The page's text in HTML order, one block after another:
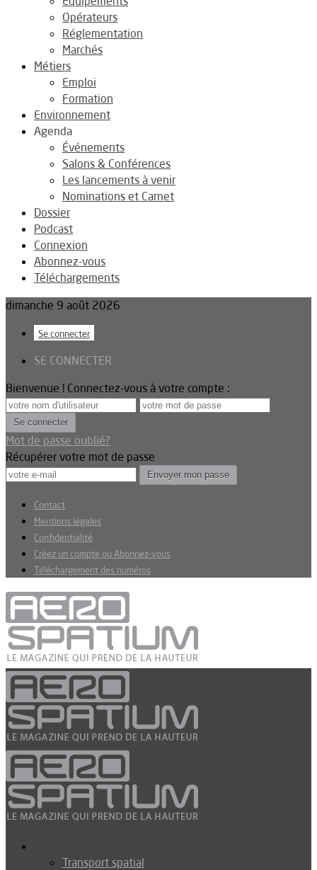
Opérateurs
Réglementation
Marchés
Métiers
Emploi
Formation
Environnement
Agenda
Événements
Salons & Conférences
Les lancements à venir
Nominations et Carnet
Dossier
Podcast
Connexion
Abonnez-vous
Téléchargements
dimanche 9 août 2026
Se connecter
SE CONNECTER
Bienvenue ! Connectez-vous à votre compte :
Mot de passe oublié?
Récupérer votre mot de passe
Contact
Mentions légales
Confidentialité
Créez un compte ou Abonnez-vous
Téléchargement des numéros
Transport spatial